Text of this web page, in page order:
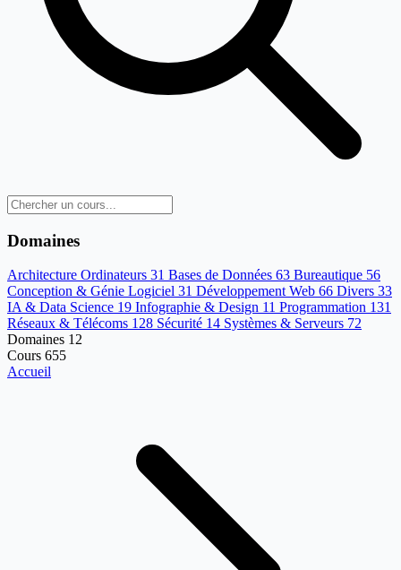
Domaines
Architecture Ordinateurs 31 Bases de Données 63 Bureautique 56
Conception & Génie Logiciel 31 Développement Web 66 Divers 33
IA & Data Science 19 Infographie & Design 11 Programmation 131
Réseaux & Télécoms 128 Sécurité 14 Systèmes & Serveurs 72
Domaines 12
Cours 655
Accueil